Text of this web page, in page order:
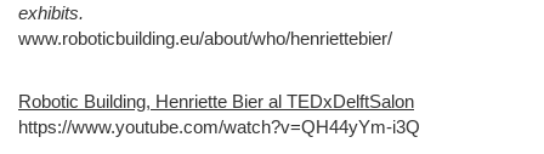
exhibits.
www.roboticbuilding.eu/about/who/henriettebier/
Robotic Building, Henriette Bier al TEDxDelftSalon
https://www.youtube.com/watch?v=QH44yYm-i3Q